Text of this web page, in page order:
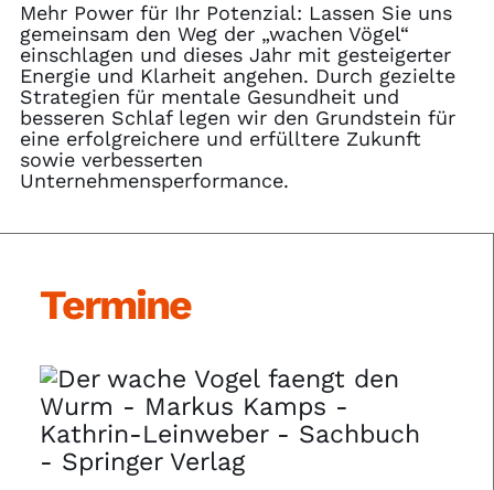
Mehr Power für Ihr Potenzial: Lassen Sie uns
gemeinsam den Weg der „wachen Vögel“
einschlagen und dieses Jahr mit gesteigerter
Energie und Klarheit angehen. Durch gezielte
Strategien für mentale Gesundheit und
besseren Schlaf legen wir den Grundstein für
eine erfolgreichere und erfülltere Zukunft
sowie verbesserten
Unternehmensperformance.
Termine